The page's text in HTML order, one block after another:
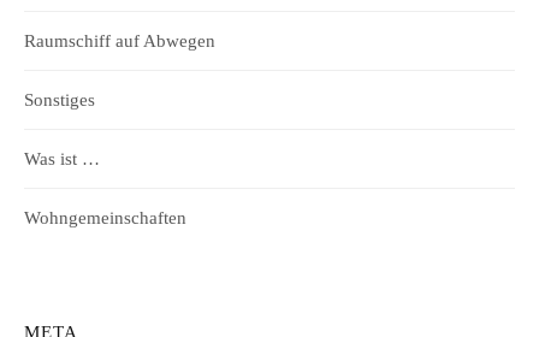
Raumschiff auf Abwegen
Sonstiges
Was ist …
Wohngemeinschaften
META